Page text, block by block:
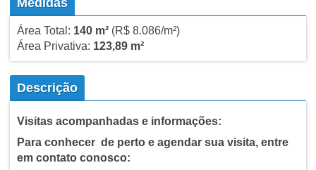
Área Total: 140 m²(R$ 8.086/m²)
Área Privativa: 123,89 m²
Descrição
Visitas acompanhadas e informações:
Para conhecer de perto e agendar sua visita, entre
em contato conosco: